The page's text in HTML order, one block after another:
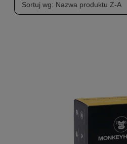
Sortuj wg: Nazwa produktu Z-A